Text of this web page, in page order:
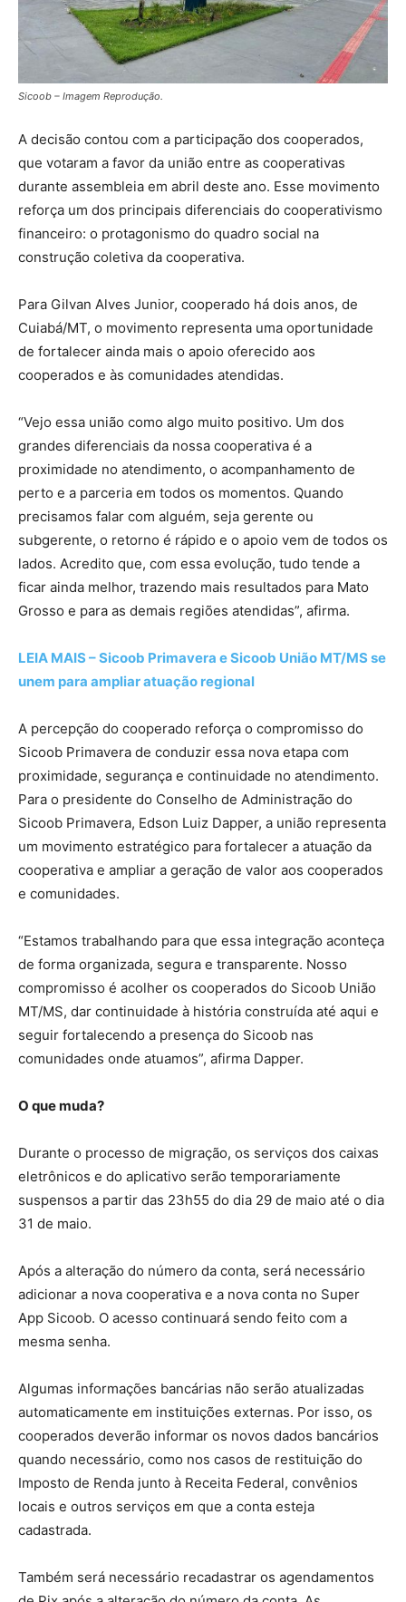
Sicoob – Imagem Reprodução.
A decisão contou com a participação dos cooperados,
que votaram a favor da união entre as cooperativas
durante assembleia em abril deste ano. Esse movimento
reforça um dos principais diferenciais do cooperativismo
financeiro: o protagonismo do quadro social na
construção coletiva da cooperativa.
Para Gilvan Alves Junior, cooperado há dois anos, de
Cuiabá/MT, o movimento representa uma oportunidade
de fortalecer ainda mais o apoio oferecido aos
cooperados e às comunidades atendidas.
“Vejo essa união como algo muito positivo. Um dos
grandes diferenciais da nossa cooperativa é a
proximidade no atendimento, o acompanhamento de
perto e a parceria em todos os momentos. Quando
precisamos falar com alguém, seja gerente ou
subgerente, o retorno é rápido e o apoio vem de todos os
lados. Acredito que, com essa evolução, tudo tende a
ficar ainda melhor, trazendo mais resultados para Mato
Grosso e para as demais regiões atendidas”, afirma.
LEIA MAIS – Sicoob Primavera e Sicoob União MT/MS se
unem para ampliar atuação regional
A percepção do cooperado reforça o compromisso do
Sicoob Primavera de conduzir essa nova etapa com
proximidade, segurança e continuidade no atendimento.
Para o presidente do Conselho de Administração do
Sicoob Primavera, Edson Luiz Dapper, a união representa
um movimento estratégico para fortalecer a atuação da
cooperativa e ampliar a geração de valor aos cooperados
e comunidades.
“Estamos trabalhando para que essa integração aconteça
de forma organizada, segura e transparente. Nosso
compromisso é acolher os cooperados do Sicoob União
MT/MS, dar continuidade à história construída até aqui e
seguir fortalecendo a presença do Sicoob nas
comunidades onde atuamos”, afirma Dapper.
O que muda?
Durante o processo de migração, os serviços dos caixas
eletrônicos e do aplicativo serão temporariamente
suspensos a partir das 23h55 do dia 29 de maio até o dia
31 de maio.
Após a alteração do número da conta, será necessário
adicionar a nova cooperativa e a nova conta no Super
App Sicoob. O acesso continuará sendo feito com a
mesma senha.
Algumas informações bancárias não serão atualizadas
automaticamente em instituições externas. Por isso, os
cooperados deverão informar os novos dados bancários
quando necessário, como nos casos de restituição do
Imposto de Renda junto à Receita Federal, convênios
locais e outros serviços em que a conta esteja
cadastrada.
Também será necessário recadastrar os agendamentos